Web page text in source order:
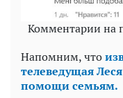
Комментарии на
Напомним, что
телеведущая
помощи семьям.